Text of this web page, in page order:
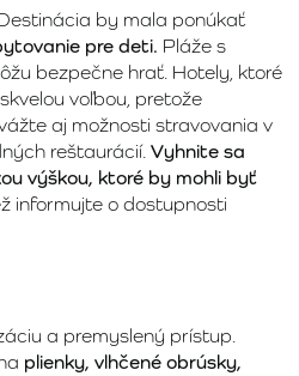
by mala ponúkať
pre deti. Pláže s
bezpečne hrať. Hotely, ktoré
voľbou, pretože
aj možnosti stravovania v
reštaurácií. Vyhnite sa
výškou, ktoré by mohli byť
informujte o dostupnosti
a premyslený prístup.
plienky, vlhčené obrúsky,